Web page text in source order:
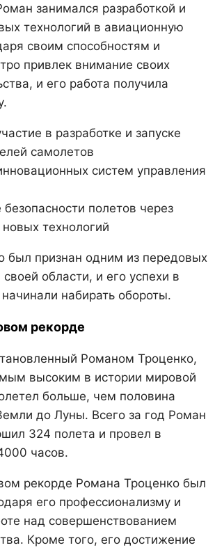
занимался разработкой и
технологий в авиационную
своим способностям и
привлек внимание своих
и его работа получила
в разработке и запуске
самолетов
систем управления
полетов через
технологий
был признан одним из передовых
области, и его успехи в
набирать обороты.
рекорде
Романом Троценко,
высоким в истории мировой
больше, чем половина
до Луны. Всего за год Роман
324 полета и провел в
часов.
рекорде Романа Троценко был
его профессионализму и
над совершенствованием
Кроме того, его достижение